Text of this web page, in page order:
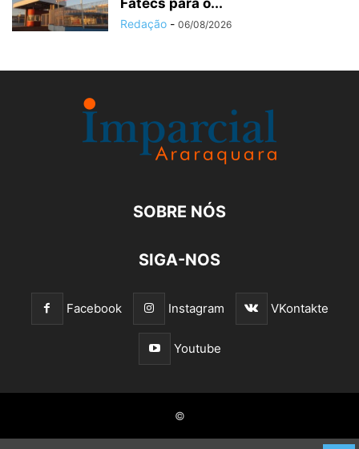
Fatecs para o...
Redação - 06/08/2026
SOBRE NÓS
SIGA-NOS
Facebook Instagram VKontakte
Youtube
©